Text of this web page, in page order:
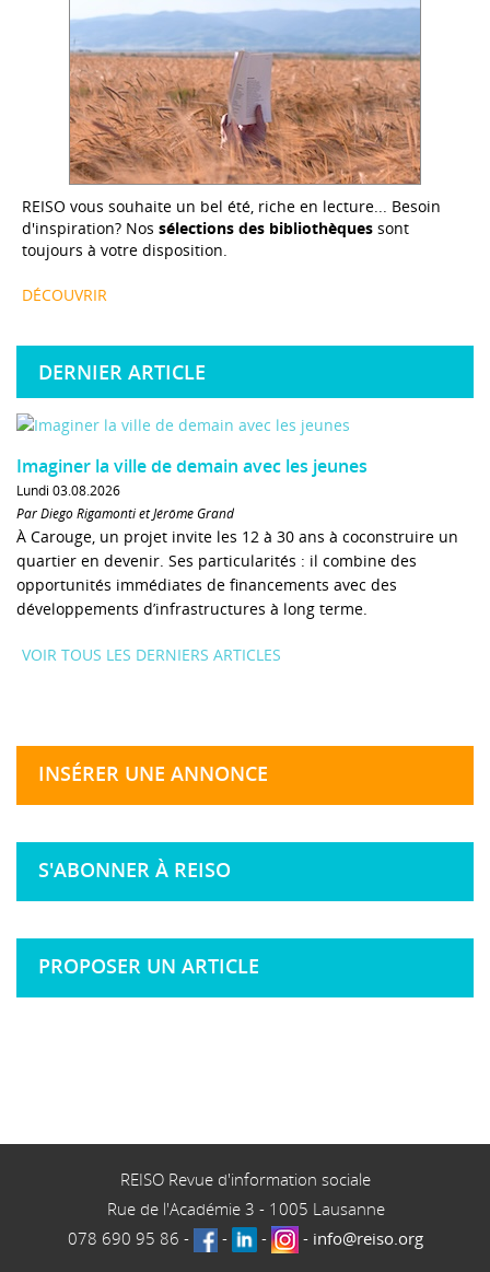
REISO vous souhaite un bel été, riche en lecture... Besoin
d'inspiration? Nos sélections des bibliothèques sont
toujours à votre disposition.
DÉCOUVRIR
DERNIER ARTICLE
Imaginer la ville de demain avec les jeunes
Lundi 03.08.2026
Par Diego Rigamonti et Jérôme Grand
À Carouge, un projet invite les 12 à 30 ans à coconstruire un
quartier en devenir. Ses particularités : il combine des
opportunités immédiates de financements avec des
développements d’infrastructures à long terme.
VOIR TOUS LES DERNIERS ARTICLES
INSÉRER UNE ANNONCE
S'ABONNER À REISO
PROPOSER UN ARTICLE
REISO Revue d'information sociale
Rue de l'Académie 3 - 1005 Lausanne
078 690 95 86 - - - - info@reiso.org